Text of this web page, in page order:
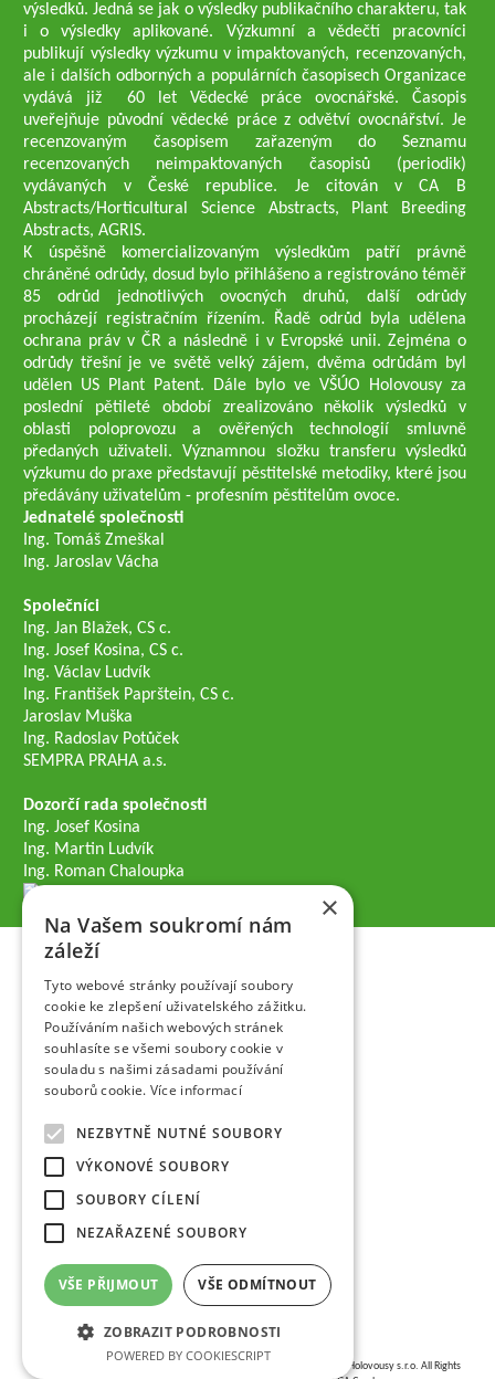
výsledků. Jedná se jak o výsledky publikačního charakteru, tak
i o výsledky aplikované. Výzkumní a vědečtí pracovníci
publikují výsledky výzkumu v impaktovaných, recenzovaných,
ale i dalších odborných a populárních časopisech Organizace
vydává již 60 let Vědecké práce ovocnářské. Časopis
uveřejňuje původní vědecké práce z odvětví ovocnářství. Je
recenzovaným časopisem zařazeným do Seznamu
recenzovaných neimpaktovaných časopisů (periodik)
vydávaných v České republice. Je citován v CA B
Abstracts/Horticultural Science Abstracts, Plant Breeding
Abstracts, AGRIS.
K úspěšně komercializovaným výsledkům patří právně
chráněné odrůdy, dosud bylo přihlášeno a registrováno téměř
85 odrůd jednotlivých ovocných druhů, další odrůdy
procházejí registračním řízením. Řadě odrůd byla udělena
ochrana práv v ČR a následně i v Evropské unii. Zejména o
odrůdy třešní je ve světě velký zájem, dvěma odrůdám byl
udělen US Plant Patent. Dále bylo ve VŠÚO Holovousy za
poslední pětileté období zrealizováno několik výsledků v
oblasti poloprovozu a ověřených technologií smluvně
předaných uživateli. Významnou složku transferu výsledků
výzkumu do praxe představují pěstitelské metodiky, které jsou
předávány uživatelům - profesním pěstitelům ovoce.
Jednatelé společnosti
Ing. Tomáš Zmeškal
Ing. Jaroslav Vácha
Společníci
Ing. Jan Blažek, CS c.
Ing. Josef Kosina, CS c.
Ing. Václav Ludvík
Ing. František Paprštein, CS c.
Jaroslav Muška
Ing. Radoslav Potůček
SEMPRA PRAHA a.s.
Dozorčí rada společnosti
Ing. Josef Kosina
Ing. Martin Ludvík
Ing. Roman Chaloupka
VŠÚO | Výzkumný a šlechtitelský ústav ovocnářský Holovousy s.r.o. All Rights
×
Na Vašem soukromí nám
záleží
Tyto webové stránky používají soubory
cookie ke zlepšení uživatelského zážitku.
Používáním našich webových stránek
souhlasíte se všemi soubory cookie v
souladu s našimi zásadami používání
souborů cookie. Více informací
NEZBYTNĚ NUTNÉ SOUBORY
VÝKONOVÉ SOUBORY
SOUBORY CÍLENÍ
NEZAŘAZENÉ SOUBORY
VŠE PŘIJMOUT VŠE ODMÍTNOUT
ZOBRAZIT PODROBNOSTI
POWERED BY COOKIESCRIPT